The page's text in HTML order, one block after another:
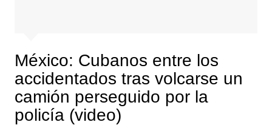
México: Cubanos entre los
accidentados tras volcarse un
camión perseguido por la
policía (video)